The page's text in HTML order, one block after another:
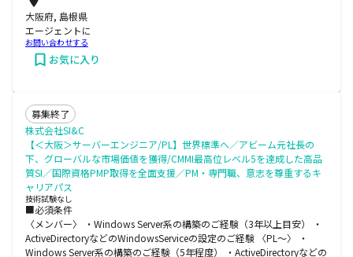
大阪府, 島根県
エージェントに
お問い合わせする
お気に入り
募集終了
株式会社SI&C
【＜大阪＞サーバーエンジニア/PL】世界標準へ／アビーム元社長の
下、グローバルな市場価値を獲得/CMMI最高位レベル5を達成した高品
質SI／国際資格PMP取得を全面支援／PM・専門職、意志を尊重するキ
ャリアパス
技術試験なし
■必須条件
〈メンバー〉 ・Windows Server系の構築のご経験（3年以上目安） ・
ActiveDirectoryなどのWindowsServiceの設定のご経験 〈PL～〉 ・
Windows Server系の構築のご経験（5年程度） ・ActiveDirectoryなどの